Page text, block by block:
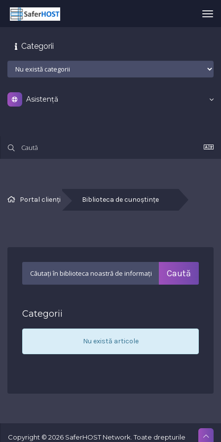
Categorii
Asistență
Portal clienți Biblioteca de cunoștințe
Categorii
Nu există articole
Copyright © 2026 SaferHOST Network. Toate drepturile